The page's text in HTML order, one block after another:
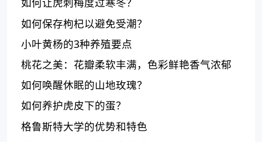
如何保存枸杞以避免受潮？
小叶黄杨的3种养殖要点
桃花之美：花瓣柔软丰满，色彩鲜艳香气浓郁
如何唤醒休眠的山地玫瑰？
如何养护虎皮下的蛋？
格鲁斯特大学的优势和特色